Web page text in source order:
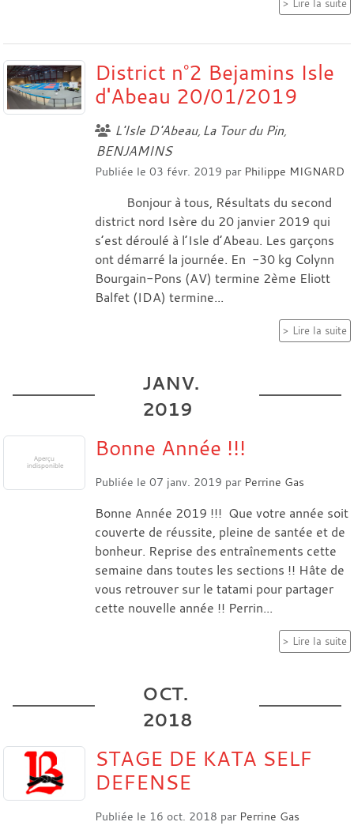
Lire la suite
District n°2 Bejamins Isle
d'Abeau 20/01/2019
L'Isle D'Abeau La Tour du Pin
BENJAMINS
Publiée le 03 févr. 2019 par Philippe MIGNARD
Bonjour à tous, Résultats du second
district nord Isère du 20 janvier 2019 qui
s’est déroulé à l’Isle d’Abeau. Les garçons
ont démarré la journée. En -30 kg Colynn
Bourgain-Pons (AV) termine 2ème Eliott
Balfet (IDA) termine...
Lire la suite
JANV.
2019
Bonne Année !!!
Publiée le 07 janv. 2019 par Perrine Gas
Bonne Année 2019 !!! Que votre année soit
couverte de réussite, pleine de santée et de
bonheur. Reprise des entraînements cette
semaine dans toutes les sections !! Hâte de
vous retrouver sur le tatami pour partager
cette nouvelle année !! Perrin...
Lire la suite
OCT.
2018
STAGE DE KATA SELF
DEFENSE
Publiée le 16 oct. 2018 par Perrine Gas